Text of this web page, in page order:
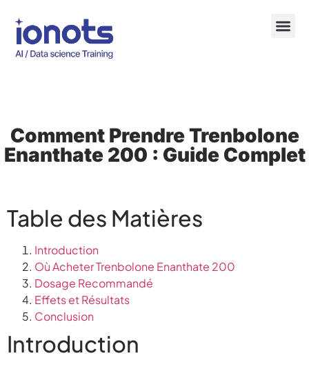
Comment Prendre Trenbolone
Enanthate 200 : Guide Complet
Table des Matières
Introduction
Où Acheter Trenbolone Enanthate 200
Dosage Recommandé
Effets et Résultats
Conclusion
Introduction